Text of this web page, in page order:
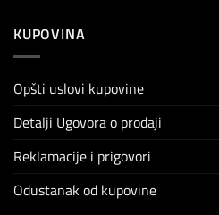
KUPOVINA
Opšti uslovi kupovine
Detalji Ugovora o prodaji
Reklamacije i prigovori
Odustanak od kupovine